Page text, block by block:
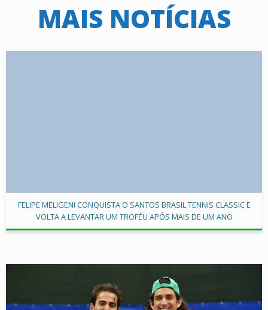
MAIS NOTÍCIAS
FELIPE MELIGENI CONQUISTA O SANTOS BRASIL TENNIS CLASSIC E
VOLTA A LEVANTAR UM TROFÉU APÓS MAIS DE UM ANO